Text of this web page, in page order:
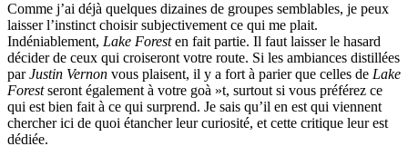
Comme j’ai déjà quelques dizaines de groupes semblables, je peux
laisser l’instinct choisir subjectivement ce qui me plait.
Indéniablement, Lake Foresten fait partie. Il faut laisser le hasard
décider de ceux qui croiseront votre route. Si les ambiances distillées
parJustin Vernon vous plaisent, il y a fort à parier que celles de Lake
Forestseront également à votre goà »t, surtout si vous préférez ce
qui est bien fait à ce qui surprend. Je sais qu’il en est qui viennent
chercher ici de quoi étancher leur curiosité, et cette critique leur est
dédiée.